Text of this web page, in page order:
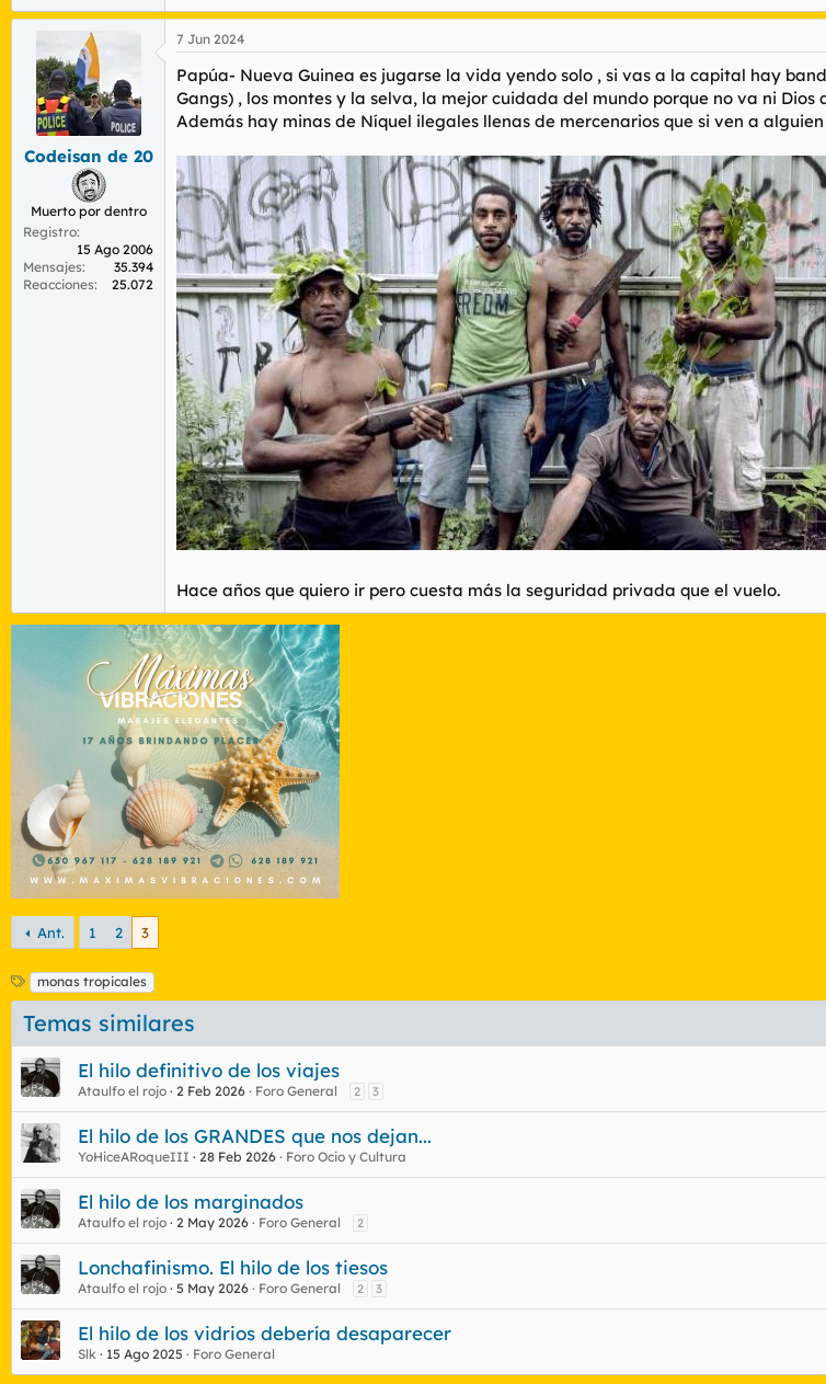
Codeisan de 20
Muerto por dentro
Registro
15 Ago 2006
Mensajes
35.394
Reacciones
25.072
7 Jun 2024
Papúa- Nueva Guinea es jugarse la vida yendo solo , si vas a la capital hay
Gangs) , los montes y la selva, la mejor cuidada del mundo porque no va ni
Además hay minas de Níquel ilegales llenas de mercenarios que si ven a
Hace años que quiero ir pero cuesta más la seguridad privada que el vuelo.
Ant. 1 2 3
E
t
i
u
e
t
a
s
monas tropicales
Temas similares
El hilo definitivo de los viajes
Ataulfo el rojo 2 Feb 2026 Foro General 2 3
El hilo de los GRANDES que nos dejan...
YoHiceARoqueIII 28 Feb 2026 Foro Ocio y Cultura
El hilo de los marginados
Ataulfo el rojo 2 May 2026 Foro General 2
Lonchafinismo. El hilo de los tiesos
Ataulfo el rojo 5 May 2026 Foro General 2 3
El hilo de los vidrios debería desaparecer
Slk 15 Ago 2025 Foro General